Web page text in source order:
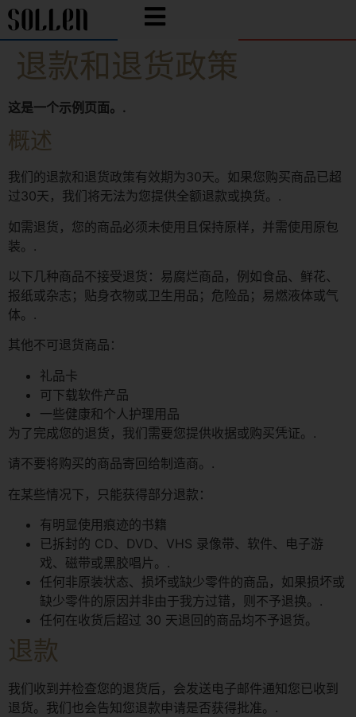
退款和退货政策
这是一个示例页面。.
概述
我们的退款和退货政策有效期为30天。如果您购买商品已超
过30天，我们将无法为您提供全额退款或换货。.
如需退货，您的商品必须未使用且保持原样，并需使用原包
装。.
以下几种商品不接受退货：易腐烂商品，例如食品、鲜花、
报纸或杂志；贴身衣物或卫生用品；危险品；易燃液体或气
体。.
其他不可退货商品：
礼品卡
可下载软件产品
一些健康和个人护理用品
为了完成您的退货，我们需要您提供收据或购买凭证。.
请不要将购买的商品寄回给制造商。.
在某些情况下，只能获得部分退款：
有明显使用痕迹的书籍
已拆封的 CD、DVD、VHS 录像带、软件、电子游
戏、磁带或黑胶唱片。.
任何非原装状态、损坏或缺少零件的商品，如果损坏或
缺少零件的原因并非由于我方过错，则不予退换。.
任何在收货后超过 30 天退回的商品均不予退货。
退款
我们收到并检查您的退货后，会发送电子邮件通知您已收到
退货。我们也会告知您退款申请是否获得批准。.